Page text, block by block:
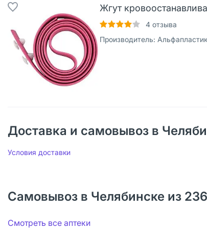
Жгут
4 отзыва
Производитель:
Доставка и самовывоз в
Условия доставки
Самовывоз в Челябинске из
Смотреть все аптеки